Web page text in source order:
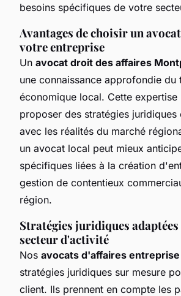
besoins spécifiques de votre
Avantages de choisir un
votre entreprise
Un avocat droit des affaires
une connaissance approfondie du
économique local. Cette expertise
proposer des stratégies juridiques
avec les réalités du marché
un avocat local peut mieux
spécifiques liées à la création
gestion de contentieux
région.
Stratégies juridiques
secteur d'activité
Nos avocats d'affaires entreprise
stratégies juridiques sur mesure
client. Ils prennent en compte les